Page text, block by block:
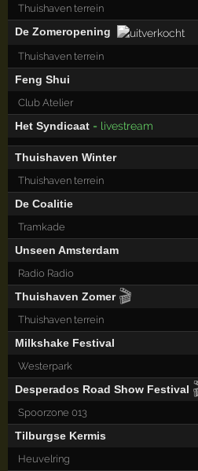
Thuishaven terrein
De Zomeropening
Thuishaven terrein
Feng Shui
Club Atelier
Het Syndicaat = livestream
Thuishaven Winter
Thuishaven terrein
De Coalitie
Tramkade
Unseen Amsterdam
Radio Radio
Thuishaven Zomer 🎬
Thuishaven terrein
Milkshake Festival
Westerpark
Desperados Road Show Festival
Spoorzone 013
Tilburgse Kermis
Heuvelring